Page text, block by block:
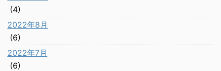
(4)
2022年8月
(6)
2022年7月
(6)